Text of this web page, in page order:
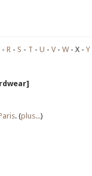
R S T U V W X Y
. (plus...)